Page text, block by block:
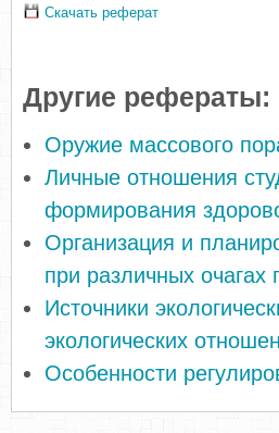
Скачать реферат
Другие рефераты:
Оружие массового
Личные отношения
формирования
Организация и
при различных очагах
Источники
экологических
Особенности